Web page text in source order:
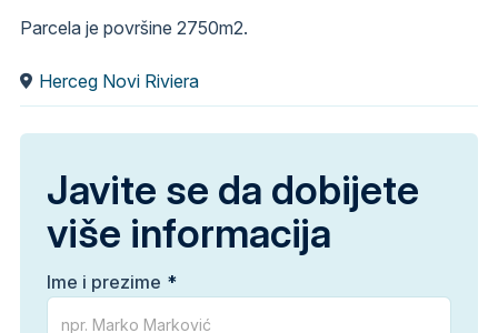
Parcela je površine 2750m2.
Herceg Novi Riviera
Javite se da dobijete
više informacija
Ime i prezime